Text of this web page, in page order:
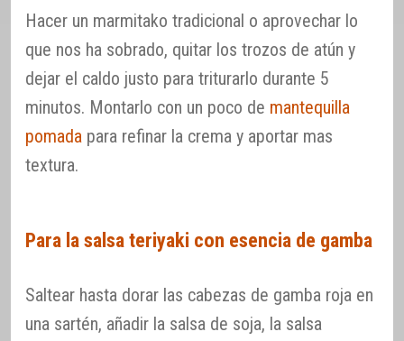
Hacer un marmitako tradicional o aprovechar lo
que nos ha sobrado, quitar los trozos de atún y
dejar el caldo justo para triturarlo durante 5
minutos. Montarlo con un poco de mantequilla
pomada para refinar la crema y aportar mas
textura.
Para la salsa teriyaki con esencia de gamba
Saltear hasta dorar las cabezas de gamba roja en
una sartén, añadir la salsa de soja, la salsa